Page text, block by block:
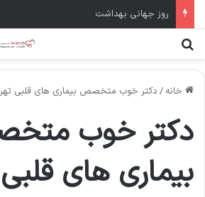
سال نو مبارک
خانه / دکتر خوب متخصص بیماری های قلبی
دکتر خوب
بیماری های